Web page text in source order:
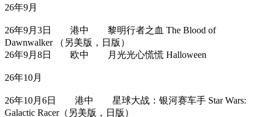
26年9月
26年9月3日 港中 黎明行者之血 The Blood of
Dawnwalker （另美版，日版）
26年9月8日 欧中 月光光心慌慌 Halloween
26年10月
26年10月6日 港中 星球大战：银河赛车手 Star Wars:
Galactic Racer（另美版，日版）